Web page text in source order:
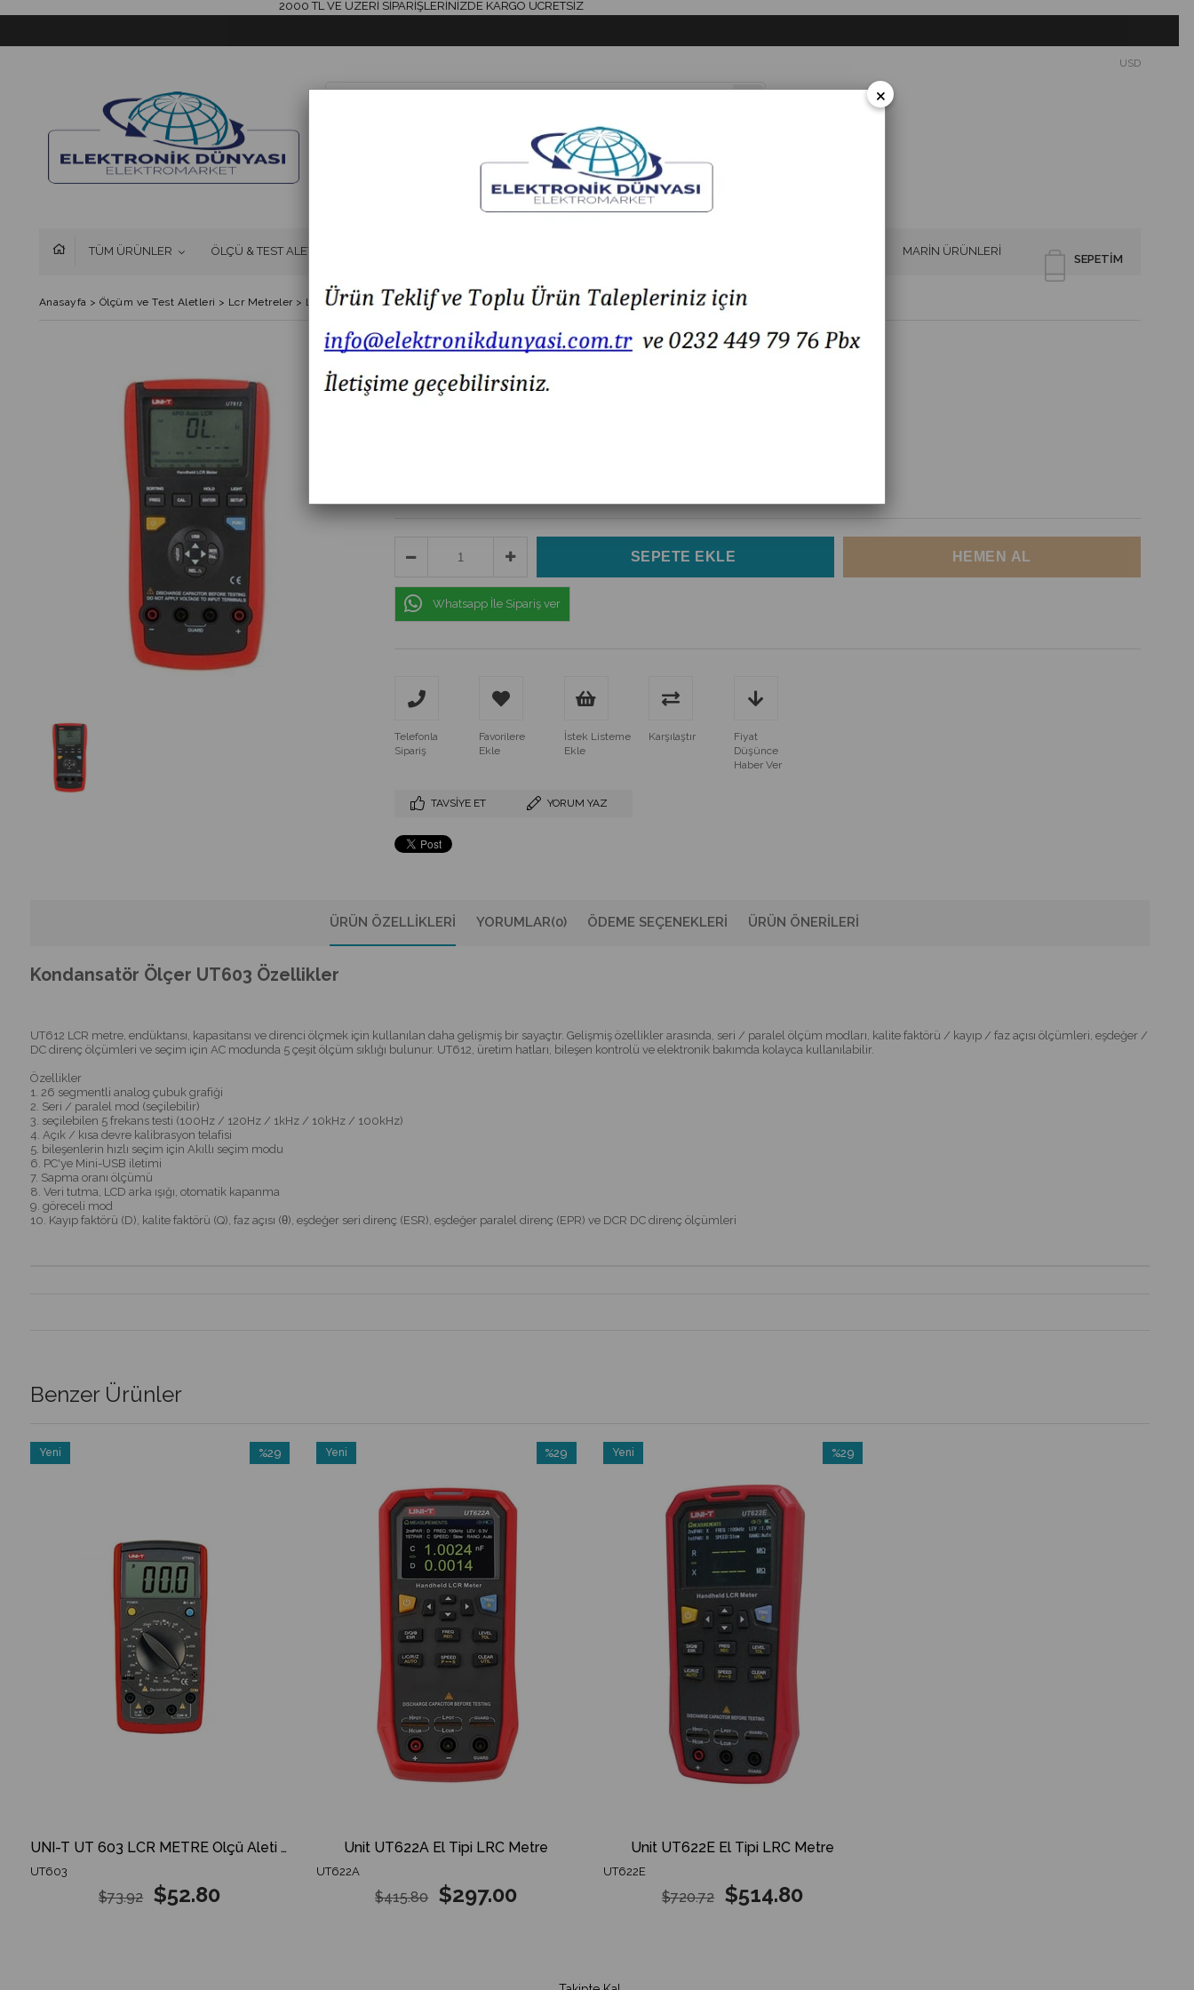
2000 TL VE ÜZERİ SİPARİŞLERİNİZDE KARGO ÜCRETSİZ
USD
SEPETIM
TÜM ÜRÜNLER ÖLÇÜ & TEST ALETLERİ MARİN ÜRÜNLERİ
Anasayfa > Ölçüm ve Test Aletleri > Lcr Metreler> LCR Multimetre UT612 - Ölçü Aleti
LCR Multimetre UT612 - Ölçü Aleti
Whatsapp İle Sipariş ver
Telefonla
Sipariş
Favorilere
Ekle
İstek Listeme
Ekle
Karşılaştır
Fiyat
Düşünce
Haber Ver
TAVSIYE ET YORUM YAZ
ÜRÜN ÖZELLIKLERI YORUMLAR(0) ÖDEME SEÇENEKLERI ÜRÜN ÖNERILERI
Kondansatör Ölçer UT603 Özellikler
UT612 LCR metre, endüktansı, kapasitansı ve direnci ölçmek için kullanılan daha gelişmiş bir sayaçtır. Gelişmiş özellikler arasında, seri / paralel ölçüm modları, kalite faktörü / kayıp / faz açısı ölçümleri, eşdeğer /
DC direnç ölçümleri ve seçim için AC modunda 5 çeşit ölçüm sıklığı bulunur. UT612, üretim hatları, bileşen kontrolü ve elektronik bakımda kolayca kullanılabilir.
Özellikler
1. 26 segmentli analog çubuk grafiği
2. Seri / paralel mod (seçilebilir)
3. seçilebilen 5 frekans testi (100Hz / 120Hz / 1kHz / 10kHz / 100kHz)
4. Açık / kısa devre kalibrasyon telafisi
5. bileşenlerin hızlı seçim için Akıllı seçim modu
6. PC'ye Mini-USB iletimi
7. Sapma oranı ölçümü
8. Veri tutma, LCD arka ışığı, otomatik kapanma
9. göreceli mod
10. Kayıp faktörü (D), kalite faktörü (Q), faz açısı (θ), eşdeğer seri direnç (ESR), eşdeğer paralel direnç (EPR) ve DCR DC direnç ölçümleri
Benzer Ürünler
UNI-T UT 603 LCR METRE Ölçü Aleti UT603 UT-603
UT603
$52.80
$73.92
%29
Yeni
Unit UT622A El Tipi LRC Metre
UT622A
$297.00
$415.80
%29
Yeni
Unit UT622E El Tipi LRC Metre
UT622E
$514.80
$720.72
%29
Yeni
×